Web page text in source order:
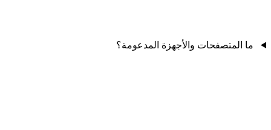
ما المتصفحات والأجهزة المدعومة؟